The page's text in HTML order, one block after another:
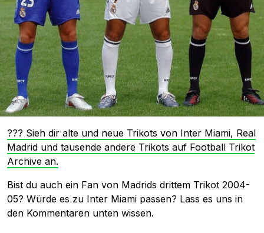
??? Sieh dir alte und neue Trikots von Inter Miami, Real
Madrid und tausende andere Trikots auf Football Trikot
Archive an.
Bist du auch ein Fan von Madrids drittem Trikot 2004-
05? Würde es zu Inter Miami passen? Lass es uns in
den Kommentaren unten wissen.